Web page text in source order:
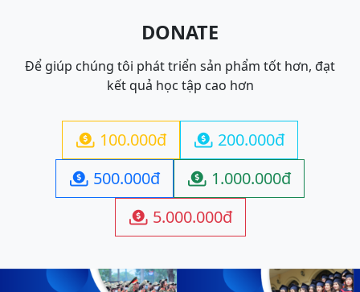
DONATE
Để giúp chúng tôi phát triển sản phẩm tốt hơn, đạt
kết quả học tập cao hơn
 100.000đ  200.000đ
 500.000đ  1.000.000đ
 5.000.000đ